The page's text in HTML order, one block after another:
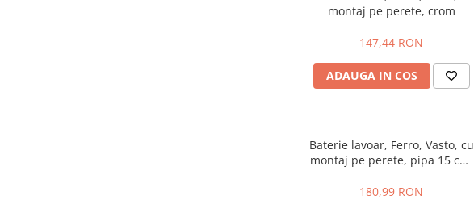
montaj pe perete, crom
147,44 RON
ADAUGA IN COS
Baterie lavoar, Ferro, Vasto, cu
montaj pe perete, pipa 15 cm,
180,99 RON